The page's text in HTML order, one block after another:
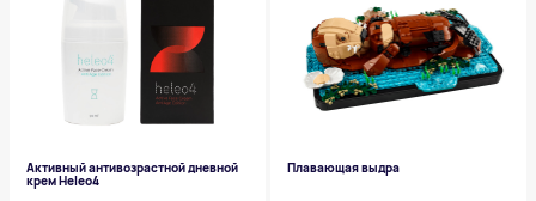
Активный антивозрастной дневной
крем Heleo4
Плавающая выдра